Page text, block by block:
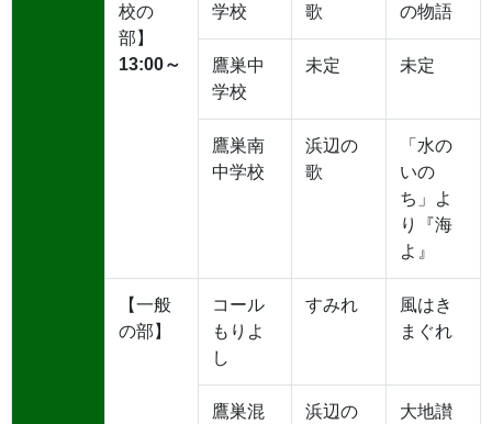
校の
部】
13:00～
学校
歌
の物語
鷹巣中
学校
未定 未定
鷹巣南
中学校
浜辺の
歌
「水の
いの
ち」よ
り『海
よ』
【一般
の部】
コール
もりよ
し
すみれ
風はき
まぐれ
鷹巣混
浜辺の
大地讃